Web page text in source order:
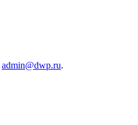
admin@dwp.ru.